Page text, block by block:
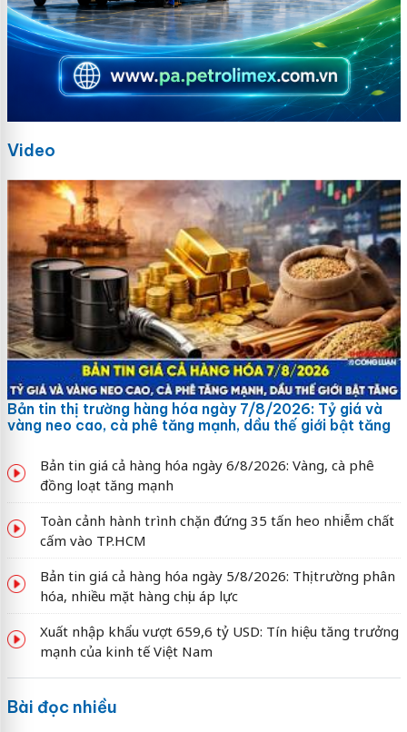
Video
Bản tin thị trường hàng hóa ngày 7/8/2026: Tỷ giá và
vàng neo cao, cà phê tăng mạnh, dầu thế giới bật tăng
Bản tin giá cả hàng hóa ngày 6/8/2026: Vàng, cà phê
đồng loạt tăng mạnh
Toàn cảnh hành trình chặn đứng 35 tấn heo nhiễm chất
cấm vào TP.HCM
Bản tin giá cả hàng hóa ngày 5/8/2026: Thị trường phân
hóa, nhiều mặt hàng chịu áp lực
Xuất nhập khẩu vượt 659,6 tỷ USD: Tín hiệu tăng trưởng
mạnh của kinh tế Việt Nam
Bài đọc nhiều